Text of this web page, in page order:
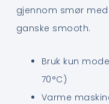
gjennom smør
ganske smooth.
Bruk kun
70°C)
Varme